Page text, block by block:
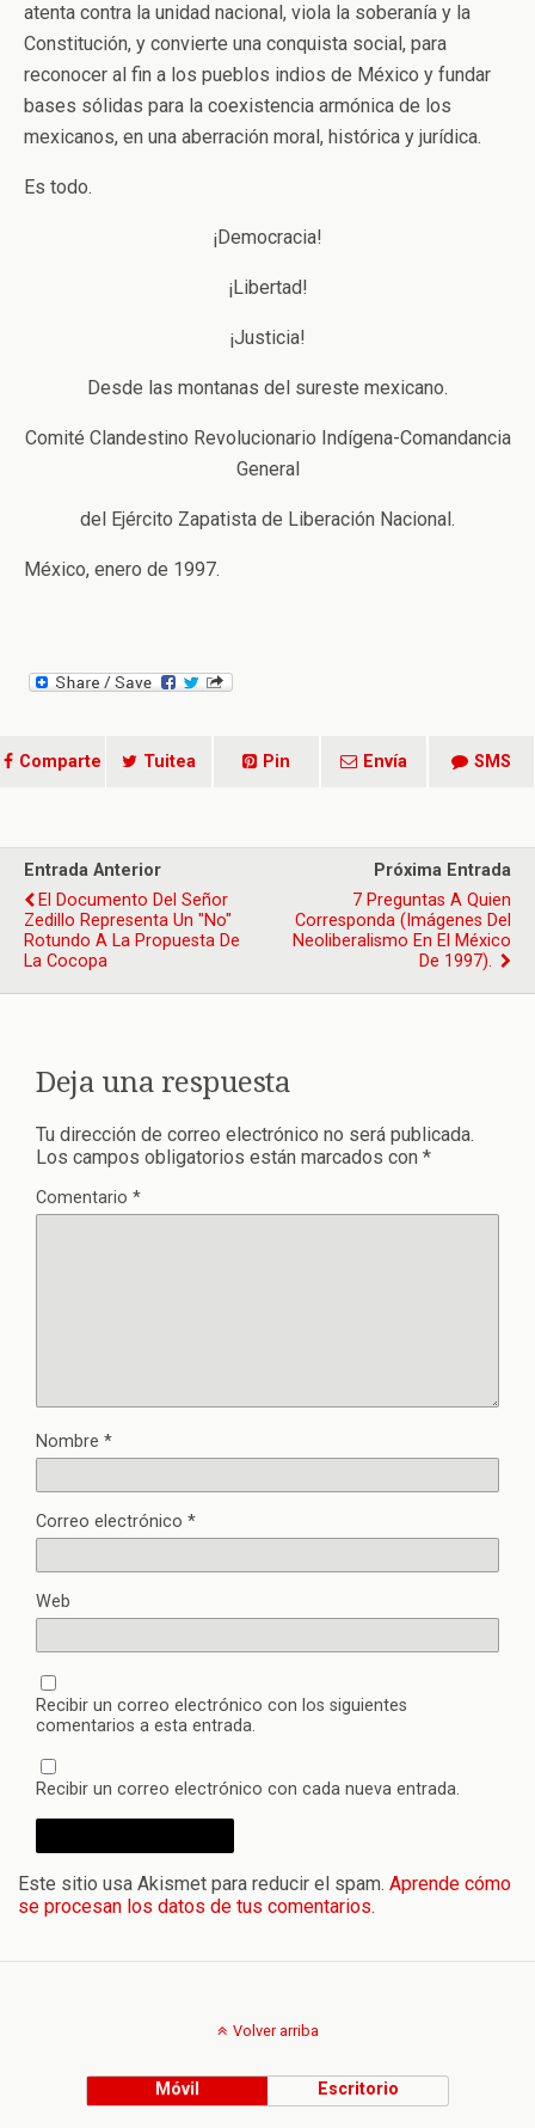
atenta contra la unidad nacional, viola la soberanía y la
Constitución, y convierte una conquista social, para
reconocer al fin a los pueblos indios de México y fundar
bases sólidas para la coexistencia armónica de los
mexicanos, en una aberración moral, histórica y jurídica.
Es todo.
¡Democracia!
¡Libertad!
¡Justicia!
Desde las montanas del sureste mexicano.
Comité Clandestino Revolucionario Indígena-Comandancia
General
del Ejército Zapatista de Liberación Nacional.
México, enero de 1997.
Comparte Tuitea Pin Envía SMS
Entrada Anterior
El Documento Del Señor
Zedillo Representa Un "no"
Rotundo A La Propuesta De
La Cocopa
Próxima Entrada
7 Preguntas A Quien
Corresponda (Imágenes Del
Neoliberalismo En El México
De 1997).
Deja una respuesta
Tu dirección de correo electrónico no será publicada.
Los campos obligatorios están marcados con *
Comentario *
Nombre *
Correo electrónico *
Web
Recibir un correo electrónico con los siguientes
comentarios a esta entrada.
Recibir un correo electrónico con cada nueva entrada.
Este sitio usa Akismet para reducir el spam. Aprende cómo
se procesan los datos de tus comentarios.
Volver arriba
Móvil Escritorio